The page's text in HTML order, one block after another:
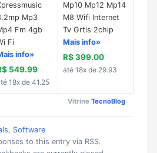
Mp3
Fm 4gb
Fi
info»
549.99
18x de 41.25
Mp10 Mp12 Mp14
M8 Wifi Internet
Tv Grtis 2chip
Mais info»
R$ 399.00
até 18x de 29.93
Vitrine TecnoBlog
, Software
to this entry via RSS.